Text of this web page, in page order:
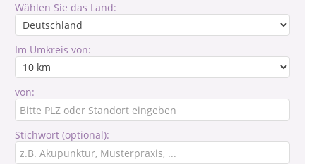
Wählen Sie das Land:
Im Umkreis von:
von:
Stichwort (optional):